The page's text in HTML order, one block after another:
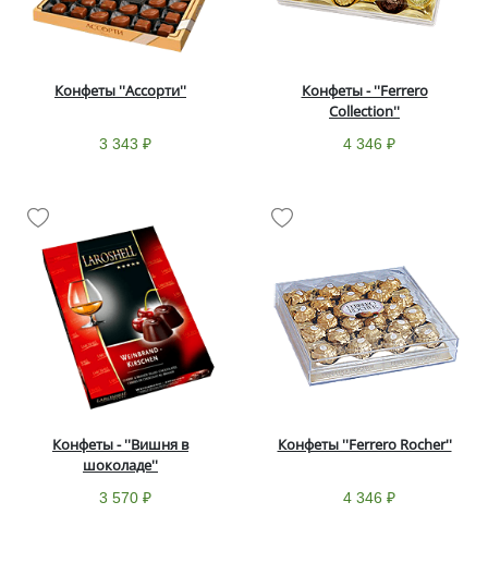
Конфеты ''Ассорти''
3 343 ₽
Конфеты - ''Ferrero
Collection''
4 346 ₽
Конфеты - ''Вишня в
шоколаде''
3 570 ₽
Конфеты ''Ferrero Rocher''
4 346 ₽